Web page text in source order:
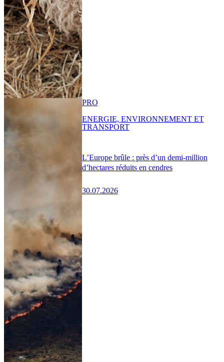
L’Europe brûle : près d’un demi-million
d’hectares réduits en cendres
30.07.2026
PRO
ENERGIE, ENVIRONNEMENT ET
TRANSPORT